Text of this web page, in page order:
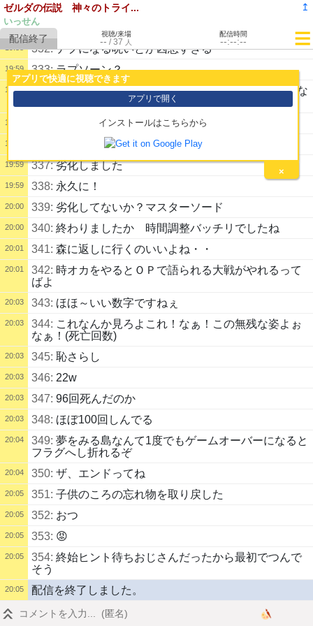
ゼルダの伝説 神々のトライ... ↥
いっせん
アプリで快適に視聴できます
アプリで開く
インストールはこちらから
×
視聴/来場
-- /37 人
配信時間
--:--:--
19:58 330:木遁秘術から解放された
19:58 331:違う場所の妖精だ
332:デブになる呪いとか凶悪すぎる
19:59 333:ラプソーン？
19:59 334:いっせんは投げ入れるところ2か所しかめぐってな
19:59 このエンディングが好きでね・・・
19:59 アイテム2か所、投げ銭1か所
19:59 337:劣化しました
19:59 338: 永久に！
20:00 339: 劣化してないか？マスターソード
20:00 340: 終わりましたか 時間調整バッチリでしたね
20:01 341: 森に返しに行くのいいよね・・
20:01 342: 時オカをやるとＯＰで語られる大戦がやれるって
ばよ
20:03 343: ほほ～いい数字ですねぇ
20:03 344: これなんか見ろよこれ！なぁ！この無残な姿よぉ
なぁ！(死亡回数)
20:03 345: 恥さらし
20:03 346: 22w
20:03 347: 96回死んだのか
20:03 348: ほぼ100回しんでる
20:04 349: 夢をみる島なんて1度でもゲームオーバーになると
フラグへし折れるぞ
20:04 350: ザ、エンドってね
20:05 351: 子供のころの忘れ物を取り戻した
20:05 352: おつ
20:05 353: 😡
20:05 354: 終始ヒント待ちおじさんだったから最初でつんで
そう
20:05 配信を終了しました。